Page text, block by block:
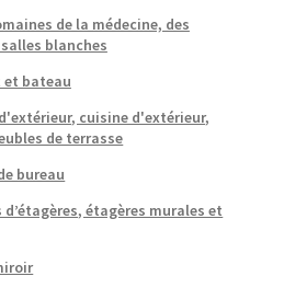
de la médecine, des
blanches
et bateau
cuisine d'extérieur,
de terrasse
bureau
étagères murales et